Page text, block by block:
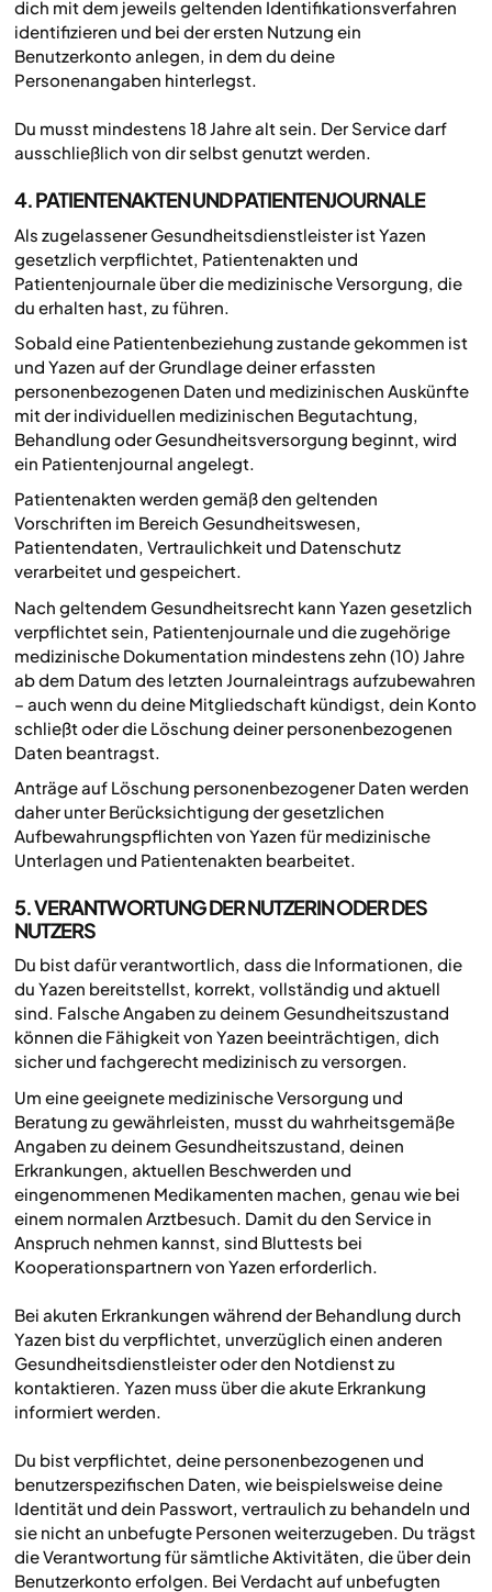
dich mit dem jeweils geltenden Identifikationsverfahren
identifizieren und bei der ersten Nutzung ein
Benutzerkonto anlegen, in dem du deine
Personenangaben hinterlegst.
Du musst mindestens 18 Jahre alt sein. Der Service darf
ausschließlich von dir selbst genutzt werden.
4. PATIENTENAKTEN UND PATIENTENJOURNALE
Als zugelassener Gesundheitsdienstleister ist Yazen
gesetzlich verpflichtet, Patientenakten und
Patientenjournale über die medizinische Versorgung, die
du erhalten hast, zu führen.
Sobald eine Patientenbeziehung zustande gekommen ist
und Yazen auf der Grundlage deiner erfassten
personenbezogenen Daten und medizinischen Auskünfte
mit der individuellen medizinischen Begutachtung,
Behandlung oder Gesundheitsversorgung beginnt, wird
ein Patientenjournal angelegt.
Patientenakten werden gemäß den geltenden
Vorschriften im Bereich Gesundheitswesen,
Patientendaten, Vertraulichkeit und Datenschutz
verarbeitet und gespeichert.
Nach geltendem Gesundheitsrecht kann Yazen gesetzlich
verpflichtet sein, Patientenjournale und die zugehörige
medizinische Dokumentation mindestens zehn (10) Jahre
ab dem Datum des letzten Journaleintrags aufzubewahren
– auch wenn du deine Mitgliedschaft kündigst, dein Konto
schließt oder die Löschung deiner personenbezogenen
Daten beantragst.
Anträge auf Löschung personenbezogener Daten werden
daher unter Berücksichtigung der gesetzlichen
Aufbewahrungspflichten von Yazen für medizinische
Unterlagen und Patientenakten bearbeitet.
5. VERANTWORTUNG DER NUTZERIN ODER DES
NUTZERS
Du bist dafür verantwortlich, dass die Informationen, die
du Yazen bereitstellst, korrekt, vollständig und aktuell
sind. Falsche Angaben zu deinem Gesundheitszustand
können die Fähigkeit von Yazen beeinträchtigen, dich
sicher und fachgerecht medizinisch zu versorgen.
Um eine geeignete medizinische Versorgung und
Beratung zu gewährleisten, musst du wahrheitsgemäße
Angaben zu deinem Gesundheitszustand, deinen
Erkrankungen, aktuellen Beschwerden und
eingenommenen Medikamenten machen, genau wie bei
einem normalen Arztbesuch. Damit du den Service in
Anspruch nehmen kannst, sind Bluttests bei
Kooperationspartnern von Yazen erforderlich.
Bei akuten Erkrankungen während der Behandlung durch
Yazen bist du verpflichtet, unverzüglich einen anderen
Gesundheitsdienstleister oder den Notdienst zu
kontaktieren. Yazen muss über die akute Erkrankung
informiert werden.
Du bist verpflichtet, deine personenbezogenen und
benutzerspezifischen Daten, wie beispielsweise deine
Identität und dein Passwort, vertraulich zu behandeln und
sie nicht an unbefugte Personen weiterzugeben. Du trägst
die Verantwortung für sämtliche Aktivitäten, die über dein
Benutzerkonto erfolgen. Bei Verdacht auf unbefugten